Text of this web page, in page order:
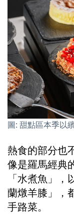
圖: 甜點區本季以
熱食的部分也
像是羅馬經典
「水煮魚」
蘭燉羊膝」，
手路菜。